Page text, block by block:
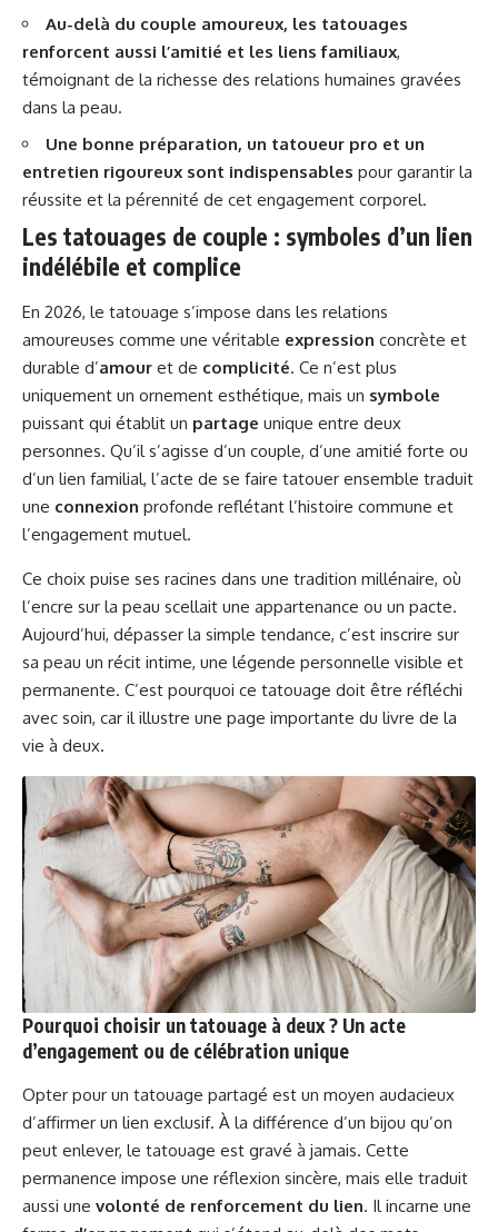
Au-delà du couple amoureux, les tatouages
renforcent aussi l’amitié et les liens familiaux,
témoignant de la richesse des relations humaines gravées
dans la peau.
Une bonne préparation, un tatoueur pro et un
entretien rigoureux sont indispensables pour garantir la
réussite et la pérennité de cet engagement corporel.
Les tatouages de couple : symboles d’un lien
indélébile et complice
En 2026, le tatouage s’impose dans les relations
amoureuses comme une véritable expression concrète et
durable d’amour et de complicité. Ce n’est plus
uniquement un ornement esthétique, mais un symbole
puissant qui établit un partage unique entre deux
personnes. Qu’il s’agisse d’un couple, d’une amitié forte ou
d’un lien familial, l’acte de se faire tatouer ensemble traduit
une connexion profonde reflétant l’histoire commune et
l’engagement mutuel.
Ce choix puise ses racines dans une tradition millénaire, où
l’encre sur la peau scellait une appartenance ou un pacte.
Aujourd’hui, dépasser la simple tendance, c’est inscrire sur
sa peau un récit intime, une légende personnelle visible et
permanente. C’est pourquoi ce tatouage doit être réfléchi
avec soin, car il illustre une page importante du livre de la
vie à deux.
Pourquoi choisir un tatouage à deux ? Un acte
d’engagement ou de célébration unique
Opter pour un tatouage partagé est un moyen audacieux
d’affirmer un lien exclusif. À la différence d’un bijou qu’on
peut enlever, le tatouage est gravé à jamais. Cette
permanence impose une réflexion sincère, mais elle traduit
aussi une volonté de renforcement du lien. Il incarne une